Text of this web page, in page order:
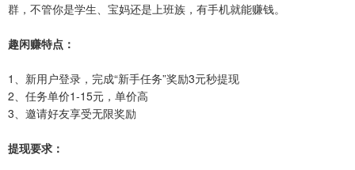
群，不管你是学生、宝妈还是上班族，有手机就能赚钱。
趣闲赚特点：
1、新用户登录，完成“新手任务”奖励3元秒提现
2、任务单价1-15元，单价高
3、邀请好友享受无限奖励
提现要求：